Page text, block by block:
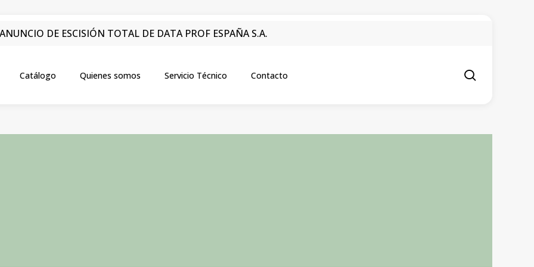
ANUNCIO DE ESCISIÓN TOTAL DE DATA PROF ESPAÑA S.A.
Catálogo Quienes somos Servicio Técnico Contacto